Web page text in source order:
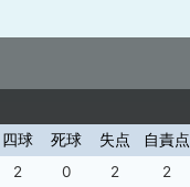
四球 死球 失点 自責点
2 0 2 2